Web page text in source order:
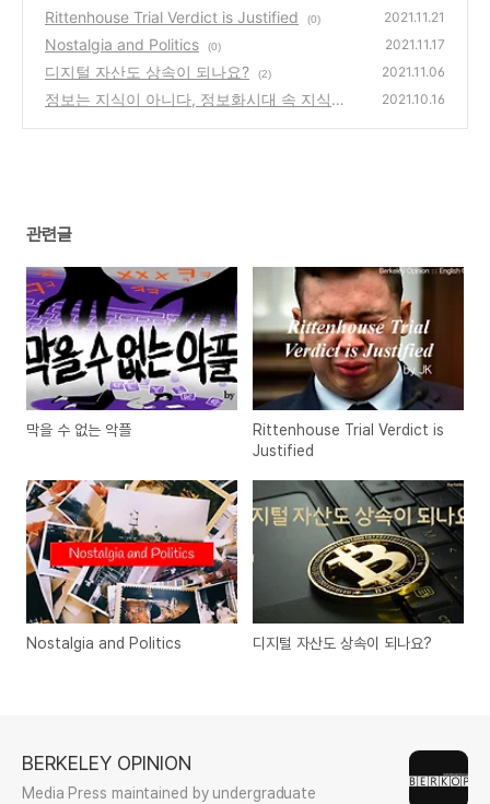
Rittenhouse Trial Verdict is Justified (0) 2021.11.21
Nostalgia and Politics (0) 2021.11.17
디지털 자산도 상속이 되나요? (2) 2021.11.06
정보는 지식이 아니다, 정보화시대 속 지식인
2021.10.16
관련글
막을 수 없는 악플
Rittenhouse Trial Verdict is
Justified
Nostalgia and Politics 디지털 자산도 상속이 되나요?
BERKELEY OPINION
Media Press maintained by undergraduate